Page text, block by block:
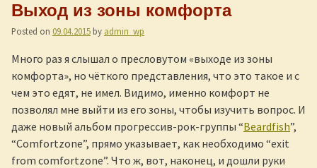
Выход из зоны комфорта
Posted on 09.04.2015 by admin_wp
Много раз я слышал о пресловутом «выходе из зоны
комфорта», но чёткого представления, что это такое и с
чем это едят, не имел. Видимо, именно комфорт не
позволял мне выйти из его зоны, чтобы изучить вопрос. И
даже новый альбом прогрессив-рок-группы “Beardfish”,
“Comfortzone”, прямо указывает, как необходимо “exit
from comfortzone”. Что ж, вот, наконец, и дошли руки